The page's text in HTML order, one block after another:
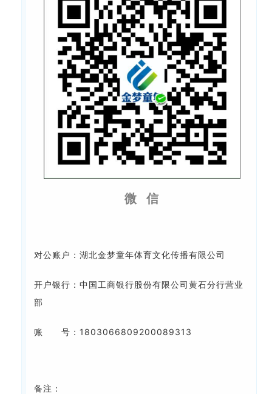
微 信
对公账户： 湖北金梦童年体育文化传播有限公司
开户银行： 中国工商银行股份有限公司黄石分行营业
部
账 号： 1803066809200089313
备注：